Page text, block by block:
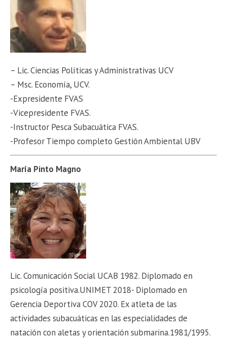
– Lic. Ciencias Políticas y Administrativas UCV
– Msc. Economía, UCV.
-Expresidente FVAS
-Vicepresidente FVAS.
-Instructor Pesca Subacuática FVAS.
-Profesor Tiempo completo Gestión Ambiental UBV
María Pinto Magno
Lic. Comunicación Social UCAB 1982. Diplomado en
psicología positiva.UNIMET 2018- Diplomado en
Gerencia Deportiva COV 2020. Ex atleta de las
actividades subacuáticas en las especialidades de
natación con aletas y orientación submarina.1981/1995.